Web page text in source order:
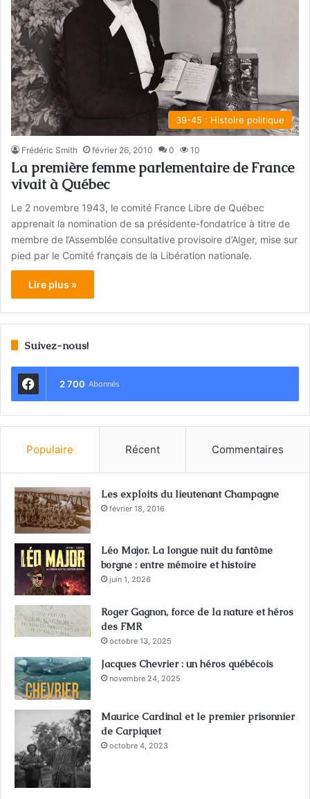
39-45 : Histoire politique
Frédéric Smith février 26, 2010 0 10
La première femme parlementaire de France
vivait à Québec
Le 2 novembre 1943, le comité France Libre de Québec
apprenait la nomination de sa présidente-fondatrice à titre de
membre de l’Assemblée consultative provisoire d’Alger, mise sur
pied par le Comité français de la Libération nationale.
Lire plus »
Suivez-nous!
2 700 Abonnés
Populaire Récent Commentaires
Les exploits du lieutenant Champagne
février 18, 2016
Léo Major. La longue nuit du fantôme
borgne : entre mémoire et histoire
juin 1, 2026
Roger Gagnon, force de la nature et héros
des FMR
octobre 13, 2025
Jacques Chevrier : un héros québécois
novembre 24, 2025
Maurice Cardinal et le premier prisonnier
de Carpiquet
octobre 4, 2023